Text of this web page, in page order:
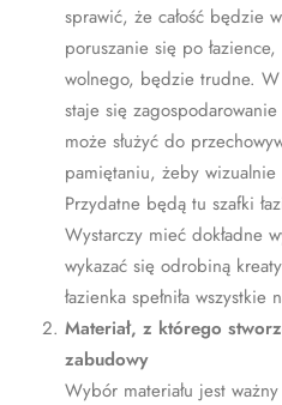
sprawić, że całość będzie
poruszanie się po
wolnego, będzie trudne. W
staje się
może służyć do
pamiętaniu, żeby wizualnie
Przydatne będą tu szafki
Wystarczy mieć dokładne
wykazać się odrobiną
łazienka spełniła wszystkie
Materiał, z którego
zabudowy
Wybór materiału jest